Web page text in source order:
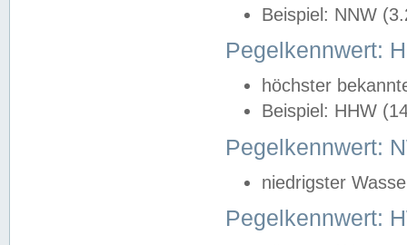
Beispiel: NNW
Pegelkennwert:
höchster
Beispiel: HHW
Pegelkennwert:
niedrigster
Pegelkennwert: